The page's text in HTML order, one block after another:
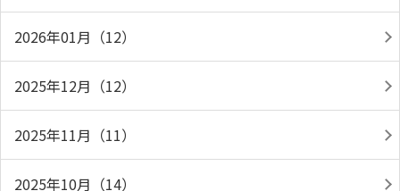
2026年01月（12）
2025年12月（12）
2025年11月（11）
2025年10月（14）